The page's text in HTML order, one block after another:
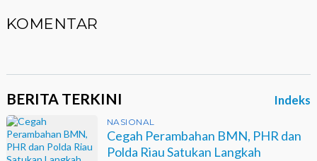
KOMENTAR
BERITA TERKINI Indeks
NASIONAL
Cegah Perambahan BMN, PHR dan
Polda Riau Satukan Langkah